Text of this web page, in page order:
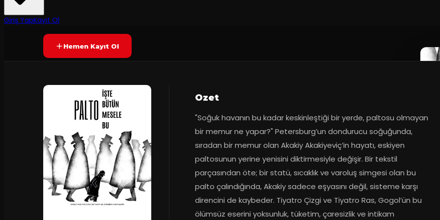
Giriş YapKayıt OlYAKINDA
Hemen Kayıt Ol
Ozet
"Soğuk havanın bu kadar keskinleştiği bir yerde, paltosu olmayan
bir memur ne yapar?" Petersburg’un dondurucu soğuğunda,
sıradan bir memur olan Akakiy Akakiyeviç’in hayatı, eskiyen
paltosunun yerine yenisini diktirmesiyle değişir. Bir tekstil
parçasından öte; bir statü, sıcaklık ve varoluş simgesi olan bu
palto çalındığında, Akakiy sadece eşyasını değil, sisteme karşı
direncini de kaybeder. Tiyatro Çizgi ve Tiyatro Ras, Gogol’ün bu
ölümsüz eserini yoksunluk, tüketim, çaresizlik ve intikam